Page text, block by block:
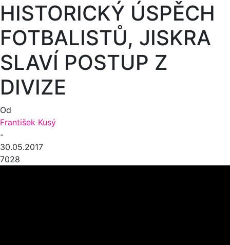
HISTORICKÝ ÚSPĚCH
FOTBALISTŮ, JISKRA
SLAVÍ POSTUP Z
DIVIZE
Od
František Kusý
-
30.05.2017
7028